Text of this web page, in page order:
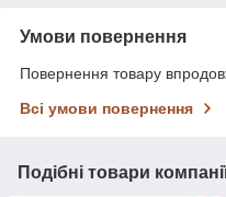
Умови повернення
Повернення товару
Всі умови повернення
Подібні товари